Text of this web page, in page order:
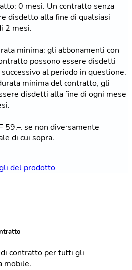
0 mesi. Un contratto senza
disdetto alla fine di qualsiasi
2 mesi.
minima: gli abbonamenti con
possono essere disdetti
al periodo in questione.
minima del contratto, gli
disdetti alla fine di ogni mese
59.–, se non diversamente
di cui sopra.
del prodotto
contratto per tutti gli
mobile.